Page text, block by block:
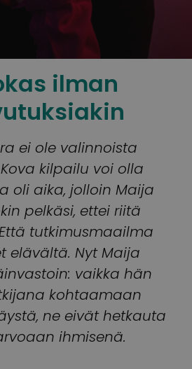
ilman
ei ole valinnoista
kilpailu voi olla
oli aika, jolloin Maija
pelkäsi, ettei riitä
tutkimusmaailma
elävältä. Nyt Maija
vaikka hän
kohtaamaan
ne eivät hetkauta
ihmisenä.